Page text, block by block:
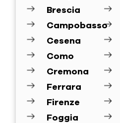
Brescia
Campobasso
Cesena
Como
Cremona
Ferrara
Firenze
Foggia